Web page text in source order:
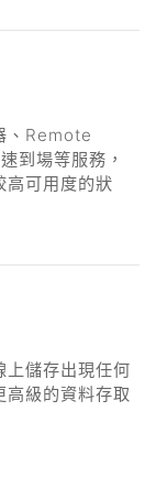
、Remote
到場等服務，
高可用度的狀
上儲存出現任何
高級的資料存取